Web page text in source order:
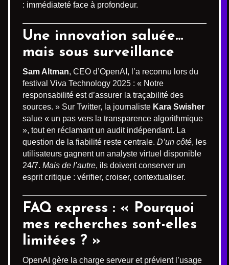
: immédiateté face à profondeur.
Une innovation saluée…
mais sous surveillance
Sam Altman, CEO d’OpenAI, l’a reconnu lors du
festival Viva Technology 2025 : « Notre
responsabilité est d’assurer la traçabilité des
sources. » Sur Twitter, la journaliste Kara Swisher
salue « un pas vers la transparence algorithmique
», tout en réclamant un audit indépendant. La
question de la fiabilité reste centrale. D’un côté, les
utilisateurs gagnent un analyste virtuel disponible
24/7. Mais de l’autre, ils doivent conserver un
esprit critique : vérifier, croiser, contextualiser.
FAQ express : « Pourquoi
mes recherches sont-elles
limitées ? »
OpenAI gère la charge serveur et prévient l’usage